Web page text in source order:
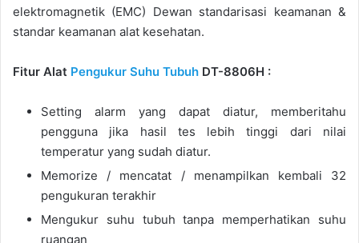
elektromagnetik (EMC) Dewan standarisasi keamanan &
standar keamanan alat kesehatan.
Fitur Alat Pengukur Suhu Tubuh DT-8806H :
Setting alarm yang dapat diatur, memberitahu
pengguna jika hasil tes lebih tinggi dari nilai
temperatur yang sudah diatur.
Memorize / mencatat / menampilkan kembali 32
pengukuran terakhir
Mengukur suhu tubuh tanpa memperhatikan suhu
ruangan